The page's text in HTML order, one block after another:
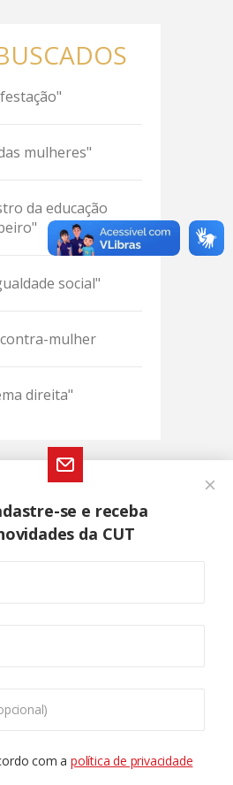
mulheres"
da educação
social"
mulher
direita"
se e receba
da CUT
com apolítica de privacidade
mais